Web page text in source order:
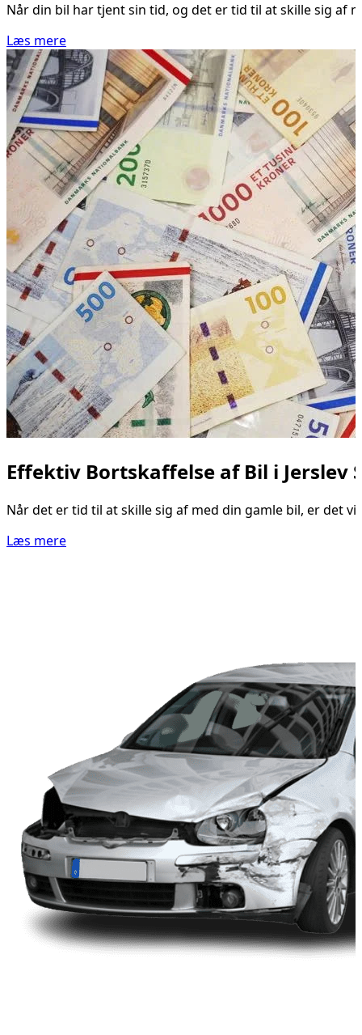
Når din bil har tjent sin tid, og det er tid til at skille sig af
Læs mere
Effektiv Bortskaffelse af Bil i Jerslev
Når det er tid til at skille sig af med din gamle bil, er det
Læs mere